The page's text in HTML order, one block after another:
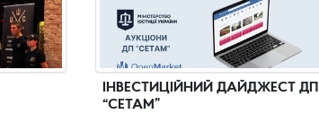
ІНВЕСТИЦІЙНИЙ ДАЙДЖЕСТ ДП
“СЕТАМ”